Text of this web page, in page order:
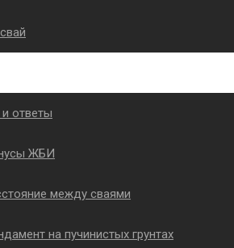
ответы
ЖБИ
между сваями
на пучинистых грунтах